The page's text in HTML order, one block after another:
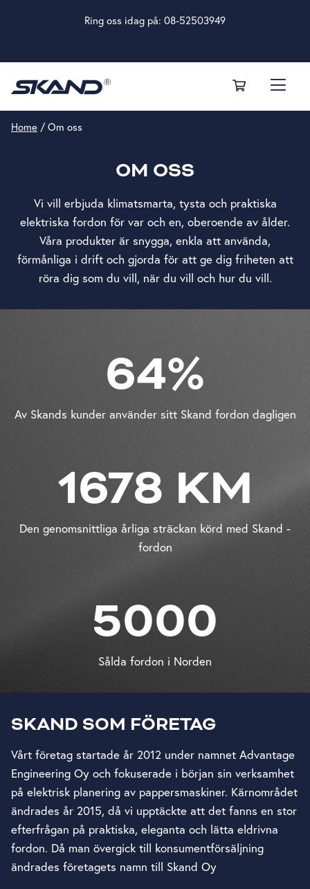
Ring oss idag på: 08-52503949
Home /Om oss
OM OSS
Vi vill erbjuda klimatsmarta, tysta och praktiska
elektriska fordon för var och en, oberoende av ålder.
Våra produkter är snygga, enkla att använda,
förmånliga i drift och gjorda för att ge dig friheten att
röra dig som du vill, när du vill och hur du vill.
5000
Sålda fordon i Norden
1678 KM
Den genomsnittliga årliga sträckan körd med Skand -
fordon
64%
Av Skands kunder använder sitt Skand fordon dagligen
SKAND SOM FÖRETAG
Vårt företag startade år 2012 under namnet Advantage
Engineering Oy och fokuserade i början sin verksamhet
på elektrisk planering av pappersmaskiner. Kärnområdet
ändrades år 2015, då vi upptäckte att det fanns en stor
efterfrågan på praktiska, eleganta och lätta eldrivna
fordon. Då man övergick till konsumentförsäljning
ändrades företagets namn till Skand Oy